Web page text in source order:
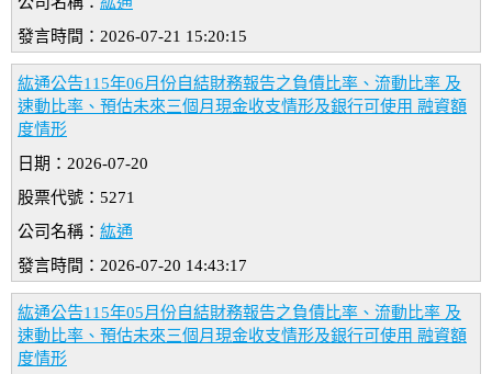
發言時間：2026-07-21 15:20:15
紘通公告115年06月份自結財務報告之負債比率、流動比率 及
速動比率、預估未來三個月現金收支情形及銀行可使用 融資額
度情形
日期：2026-07-20
股票代號：5271
公司名稱： 紘通
發言時間：2026-07-20 14:43:17
紘通公告115年05月份自結財務報告之負債比率、流動比率 及
速動比率、預估未來三個月現金收支情形及銀行可使用 融資額
度情形